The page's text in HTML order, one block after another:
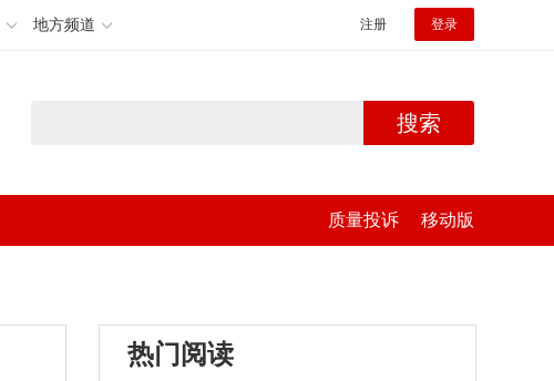
地方频道 注册 登录
搜索
质量投诉 移动版
热门阅读